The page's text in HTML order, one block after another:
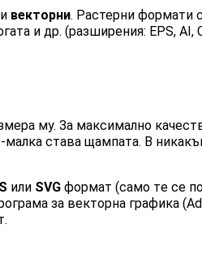
и векторни. Растерни формати
и др. (разширения: EPS, AI,
му. За максимално
става щампата. В
или SVG формат (само тe се
за векторна графика